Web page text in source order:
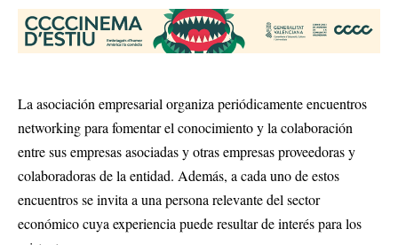
La asociación empresarial organiza periódicamente encuentros
networking para fomentar el conocimiento y la colaboración
entre sus empresas asociadas y otras empresas proveedoras y
colaboradoras de la entidad. Además, a cada uno de estos
encuentros se invita a una persona relevante del sector
económico cuya experiencia puede resultar de interés para los